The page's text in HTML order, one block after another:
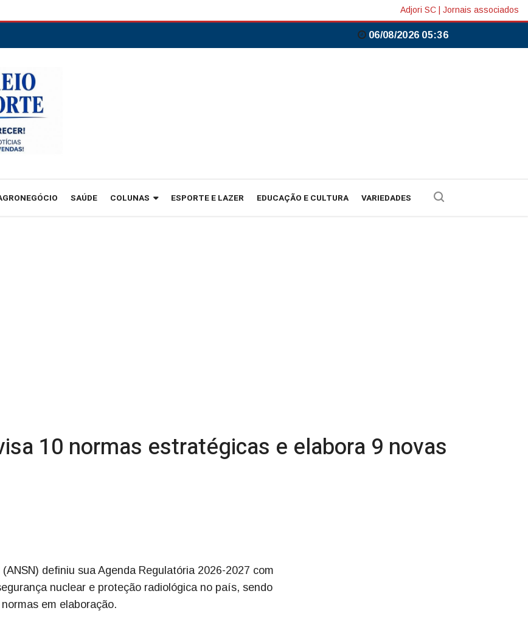
Adjori SC Jornais associados
06/08/2026 05:36
SAÚDE COLUNAS ESPORTE E LAZER EDUCAÇÃO E CULTURA VARIEDADES
10 normas estratégicas e elabora 9 novas
definiu sua Agenda Regulatória 2026-2027 com
nuclear e proteção radiológica no país, sendo
em elaboração.